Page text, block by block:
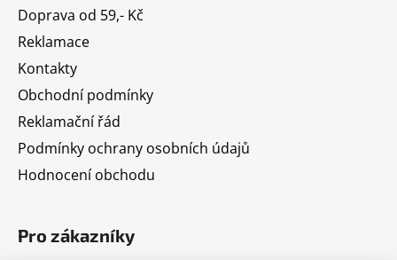
Doprava od 59,- Kč
Reklamace
Kontakty
Obchodní podmínky
Reklamační řád
Podmínky ochrany osobních údajů
Hodnocení obchodu
Pro zákazníky